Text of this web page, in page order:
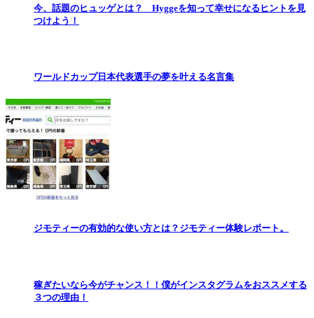
今、話題のヒュッゲとは？ Hyggeを知って幸せになるヒントを見
つけよう！
ワールドカップ日本代表選手の夢を叶える名言集
ジモティーの有効的な使い方とは？ジモティー体験レポート。
稼ぎたいなら今がチャンス！！僕がインスタグラムをおススメする
３つの理由！